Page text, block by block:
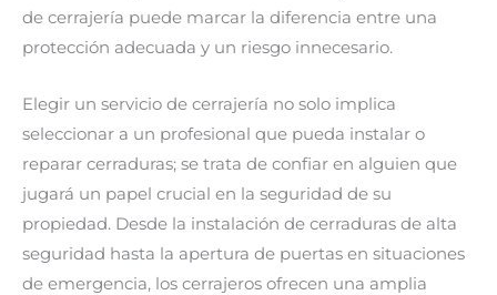
de cerrajería puede marcar la diferencia entre una
protección adecuada y un riesgo innecesario.
Elegir un servicio de cerrajería no solo implica
seleccionar a un profesional que pueda instalar o
reparar cerraduras; se trata de confiar en alguien que
jugará un papel crucial en la seguridad de su
propiedad. Desde la instalación de cerraduras de alta
seguridad hasta la apertura de puertas en situaciones
de emergencia, los cerrajeros ofrecen una amplia